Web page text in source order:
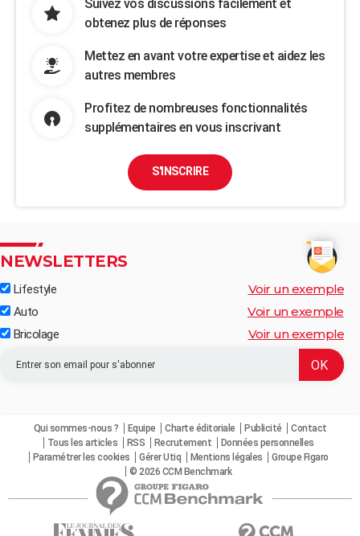
Suivez vos discussions facilement et
obtenez plus de réponses
Mettez en avant votre expertise et aidez les
autres membres
Profitez de nombreuses fonctionnalités
supplémentaires en vous inscrivant
S'INSCRIRE
NEWSLETTERS
Lifestyle Voir un exemple
Auto Voir un exemple
Bricolage Voir un exemple
Qui sommes-nous ? Equipe Charte éditoriale Publicité
Contact
Tous les articles
RSS Recrutement
Données personnelles
Paramétrer les cookies
Gérer Utiq Mentions légales
Groupe Figaro
© 2026 CCM Benchmark